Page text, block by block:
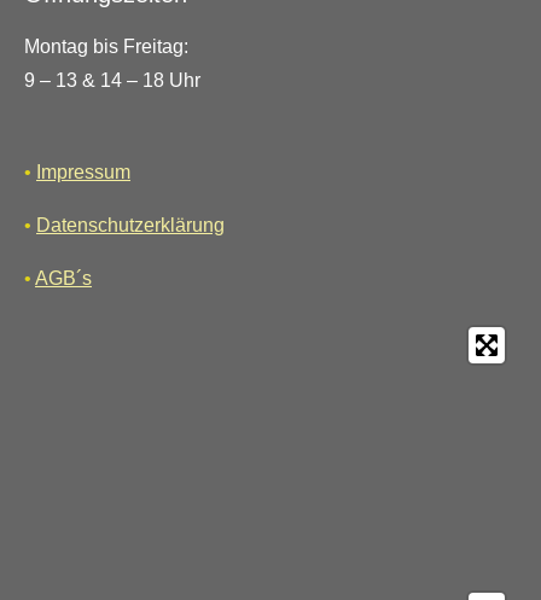
Montag bis Freitag:
9 – 13 & 14 – 18 Uhr
• Impressum
• Datenschutzerklärung
• AGB´s